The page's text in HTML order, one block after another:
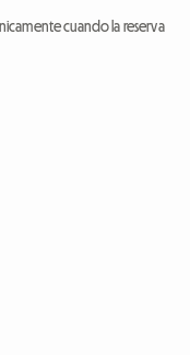
cuando la reserva